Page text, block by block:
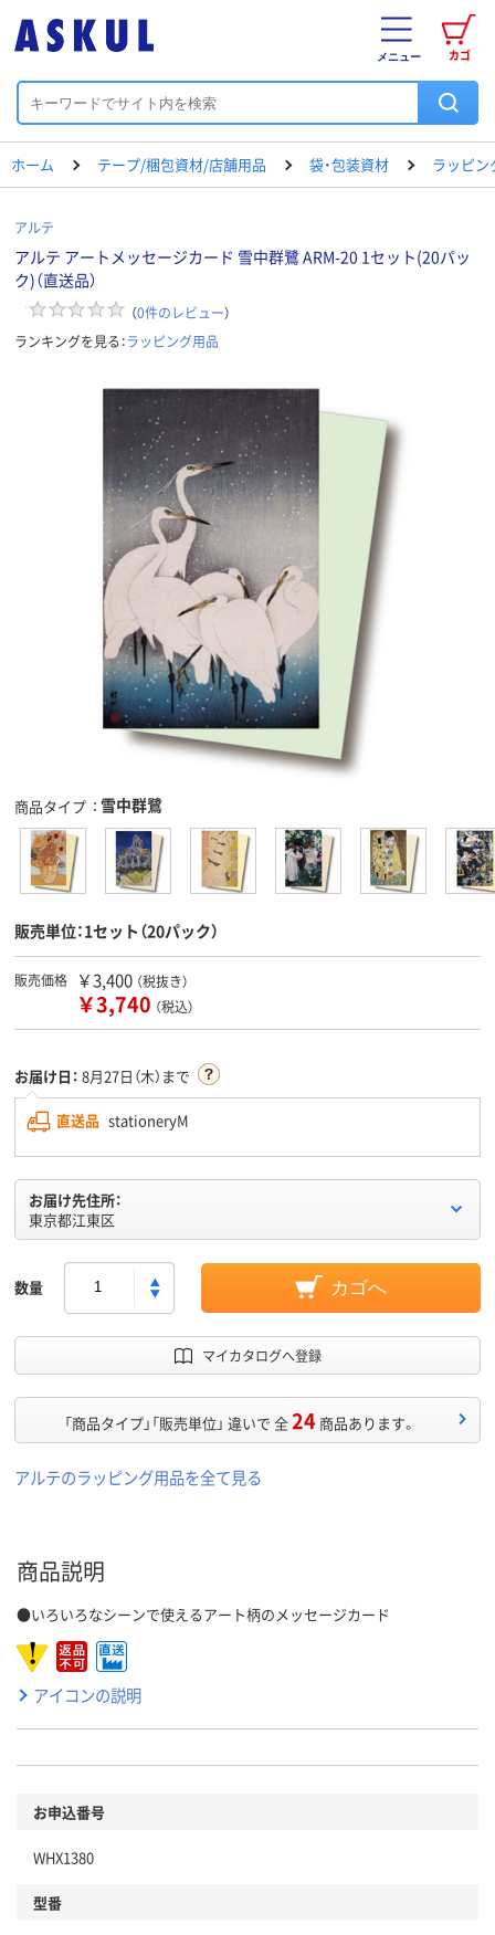
カゴ
メニュー
ホーム テープ/梱包資材/店舗用品 袋・包装資材 ラッピン
アルテ
アルテ アートメッセージカード 雪中群鷺 ARM-20 1セット(20パッ
ク)（直送品）
（0件のレビュー）
ランキングを見る：ラッピング用品
商品タイプ 雪中群鷺
販売単位：1セット（20パック）
販売価格 ￥3,400 （税抜き）
￥3,740 （税込）
お届け日： 8月27日（木）まで
直送品 stationeryM
お届け先住所：
東京都江東区
数量 カゴへ
マイカタログへ登録
「商品タイプ」「販売単位」 違いで 全24 商品あります。
アルテのラッピング用品を全て見る
商品説明
●いろいろなシーンで使えるアート柄のメッセージカード
アイコンの説明
お申込番号
WHX1380
型番